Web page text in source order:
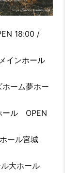
18:00 /
インホール
ーム夢ホー
ール OPEN
ール宮城
大ホール